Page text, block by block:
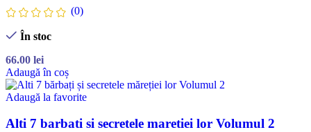
(0)
În stoc
66.00 lei
Adaugă în coș
Adaugă la favorite
Alti 7 barbati si secretele maretiei lor Volumul 2